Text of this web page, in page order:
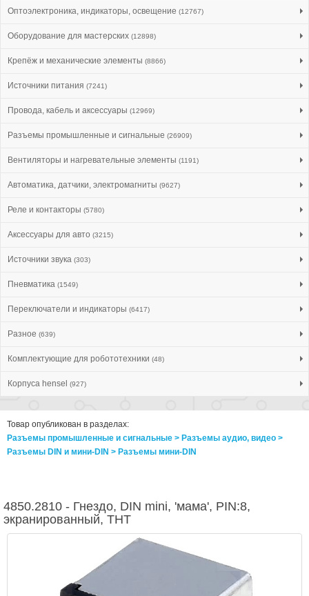
Оптоэлектроника, индикаторы, освещение (12767)
Оборудование для мастерских (12898)
Крепёж и механические элементы (8866)
Источники питания (7241)
Провода, кабель и аксессуары (12969)
Разъемы промышленные и сигнальные (26909)
Вентиляторы и нагревательные элементы (1191)
Автоматика, датчики, электромагниты (9627)
Реле и контакторы (5780)
Аксессуары для авто (3215)
Источники звука (303)
Пневматика (1549)
Переключатели и индикаторы (6417)
Разное (639)
Комплектующие для робототехники (48)
Корпуса hensel (927)
Товар опубликован в разделах:
Разъемы промышленные и сигнальные > Разъeмы аудио, видео >
Разъeмы DIN и мини-DIN > Разъeмы мини-DIN
4850.2810 - Гнездо, DIN mini, 'мама', PIN:8,
экранированный, THT